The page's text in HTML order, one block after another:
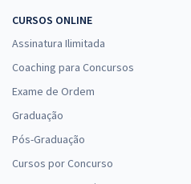
CURSOS ONLINE
Assinatura Ilimitada
Coaching para Concursos
Exame de Ordem
Graduação
Pós-Graduação
Cursos por Concurso